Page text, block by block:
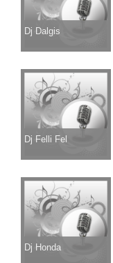
Dj Dalgis
Dj Felli Fel
Dj Honda